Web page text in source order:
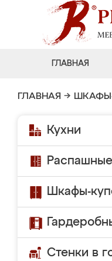
ГЛАВНАЯ
ГЛАВНАЯ →
Кухни
Шкафы-
Стенки в